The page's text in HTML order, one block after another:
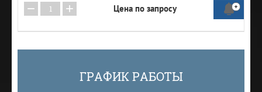
− + Цена по запросу
ГРАФИК РАБОТЫ